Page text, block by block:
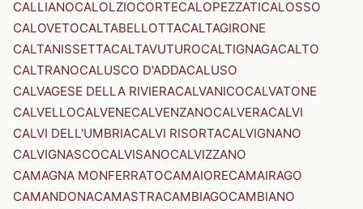
CALLIANOCALOLZIOCORTECALOPEZZATICALOSSO
CALOVETOCALTABELLOTTACALTAGIRONE
CALTANISSETTACALTAVUTUROCALTIGNAGACALTO
CALTRANOCALUSCO D'ADDACALUSO
CALVAGESE DELLA RIVIERACALVANICOCALVATONE
CALVELLOCALVENECALVENZANOCALVERACALVI
CALVI DELL'UMBRIACALVI RISORTACALVIGNANO
CALVIGNASCOCALVISANOCALVIZZANO
CAMAGNA MONFERRATOCAMAIORECAMAIRAGO
CAMANDONACAMASTRACAMBIAGOCAMBIANO